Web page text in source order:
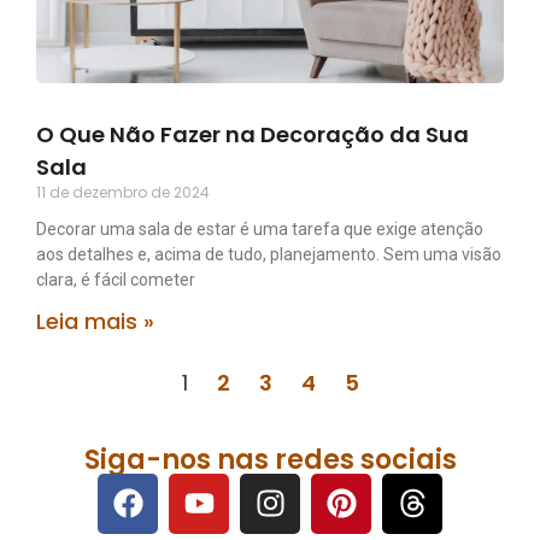
O Que Não Fazer na Decoração da Sua
Sala
11 de dezembro de 2024
Decorar uma sala de estar é uma tarefa que exige atenção
aos detalhes e, acima de tudo, planejamento. Sem uma visão
clara, é fácil cometer
Leia mais »
1 2 3 4 5
Siga-nos nas redes sociais